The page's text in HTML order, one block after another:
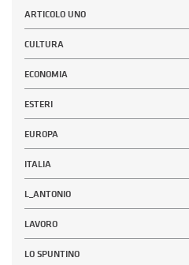
ARTICOLO UNO
CULTURA
ECONOMIA
ESTERI
EUROPA
ITALIA
L_ANTONIO
LAVORO
LO SPUNTINO